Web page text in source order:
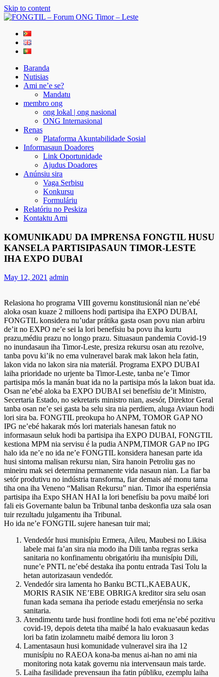
Skip to content
FONGTIL – Forum ONG Timor – Leste
Just another WordPress site
Baranda
Nutisias
Ami ne’e se?
Mandatu
membro ong
ong lokal | ong nasional
ONG Internasional
Renas
Plataforma Akuntabilidade Sosial
Informasaun Doadores
Link Oportunidade
Ajudus Doadores
Anúnsiu sira
Vaga Serbisu
Konkursu
Formuláriu
Relatóriu no Peskiza
Kontaktu Ami
KOMUNIKADU DA IMPRENSA FONGTIL HUSU
KANSELA PARTISIPASAUN TIMOR-LESTE
IHA EXPO DUBAI
May 12, 2021 admin
Relasiona ho programa VIII governu konstitusionál nian ne’ebé
aloka osan kuaze 2 milloens hodi partisipa iha EXPO DUBAI,
FONGTIL konsidera nu’udar prátika gasta osan povu nian arbiru
de’it no EXPO ne’e sei la lori benefísiu ba povu iha kurtu
prazu,médiu prazu no longo prazu. Situasaun pandemia Covid-19
no inundasaun iha Timor-Leste, presiza rekursu osan atu rezolve,
tanba povu ki’ik no ema vulneravel barak mak lakon hela fatin,
lakon vida no lakon sira nia materiál. Programa EXPO DUBAI
laiha prioridade no urjente ba Timor-Leste, tanba ne’e Timor
partisipa mós la manán buat ida no la partisipa mós la lakon buat ida.
Osan ne’ebé aloka ba EXPO DUBAI sei benefísiu de’it Ministro,
Secertaria Estado, no sekretaris ministro nian, asesór, Direktor Geral
tanba osan ne’e sei gasta ba selu sira nia perdiem, aluga Aviaun hodi
lori sira ba. FONGTIL preokupa ho ANPM, TOMOR GAP NO
IPG ne’ebé hakarak mós lori materials hanesan fatuk no
informasaun seluk hodi ba partisipa iha EXPO DUBAI, FONGTIL
kestiona MPM nia servisu é la pudia ANPM,TIMOR GAP no IPG
halo ida ne’e no ida ne’e FONGTIL konsidera hanesan parte ida
husi sintoma malisan rekursu nian, Sira hanoin Petroliu gas no
mineiru mak sei determina permanente vida nasaun nian. La fiar ba
setór produtivu no indústria transforma, fiar demais até monu tama
tiha ona iha Veneno “Malisan Rekursu” nian. Timor iha esperiénsia
partisipa iha Expo SHAN HAI la lori benefísiu ba povu maibé lori
fali eis Governante balun ba Tribunal tanba deskonfia uza sala osan
tuir rezultadu julgamentu iha Tribunal.
Ho ida ne’e FONGTIL sujere hanesan tuir mai;
Vendedór husi munisípiu Ermera, Aileu, Maubesi no Likisa
labele mai fa’an sira nia modo iha Dili tanba regras serka
sanitaria no konfinamentu obrigatóriu iha munisípiu Dili,
nune’e PNTL ne’ebé destaka iha pontu entrada Tasi Tolu la
hetan autorizasaun vendedór.
Vendedór sira lamenta ho Banku BCTL,KAEBAUK,
MORIS RASIK NE’EBE OBRIGA kreditor sira selu osan
funan kada semana iha periode estadu emerjénsia no serka
sanitaria.
Atendimentu tarde husi frontline hodi foti ema ne’ebé pozitivu
covid-19, depois deteta tiha maibé la halo evakuasaun kedas
lori ba fatin izolamnetu maibé demora liu loron 3
Lamentasaun husi komunidade vulneravel sira iha 12
munisípiu no RAEOA kona-ba menus ai-han no ami nia
monitoring nota katak governu nia intervensaun mais tarde.
Laiha fasilidade prevensaun iha fatin públiku, ezemplu laiha